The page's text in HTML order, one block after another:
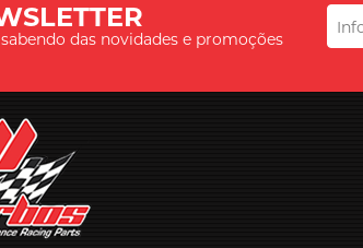
das novidades e promoções